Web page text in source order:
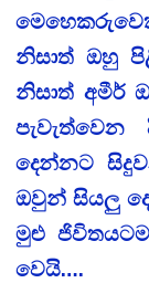
නිසාත් ඔහු
නිසාත් අමීර්
දෙන්නට
ඔවුන් සියලු
මුළු
වෙයි….